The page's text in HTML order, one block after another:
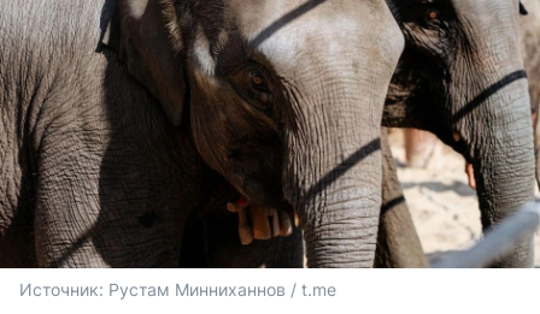
Источник: Рустам Минниханнов / t.me